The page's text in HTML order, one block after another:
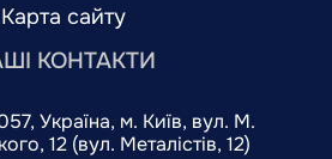
Карта сайту
КОНТАКТИ
Україна, м. Київ, вул. М.
12 (вул. Металістів, 12)